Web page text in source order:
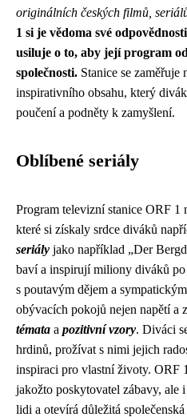
originálních českých filmů,
1 si je vědoma své
usiluje o to, aby její program
společnosti. Stanice se
inspirativního obsahu, který
poučení a podněty k zamyšlení.
Oblíbené seriály
Program televizní stanice ORF 1
které si získaly srdce diváků
seriály jako například „Der
baví a inspirují miliony diváků
s poutavým dějem a
obývacích pokojů nejen napětí a
témata a pozitivní vzory. Diváci
hrdinů, prožívat s nimi jejich
inspiraci pro vlastní životy. ORF
jakožto poskytovatel zábavy, ale
lidi a otevírá důležitá společenská